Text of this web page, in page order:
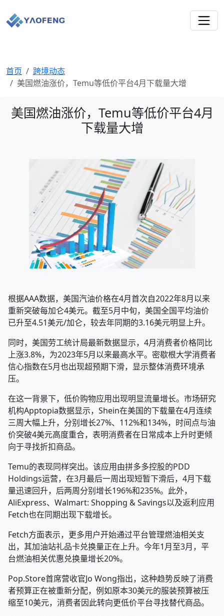
首页
跨境动态
美国燃油涨价，Temu等低价平台4月下载量大增
美国燃油涨价，Temu等低价平台4月
下载量大增
根据AAA数据，美国汽油价格在4月首次自2022年8月以来
重新突破每加仑4美元。截至5月中旬，美国全国平均油价
已升至4.51美元/加仑，较去年同期的3.16美元明显上升。
同时，美国劳工统计局最新数据显示，4月消费者价格同比
上涨3.8%，为2023年5月以来最高水平。密歇根大学消费者
信心指数在5月也出现超预期下滑，显示整体消费环境承
压。
在这一背景下，低价购物应用出现明显流量增长。市场研究
机构Apptopia数据显示，Shein在美国的下载量在4月连续
三周大幅上升，分别增长27%、112%和134%，时间点与油
价突破4美元高度重合，表明消费者在日常成本上升时更倾
向于寻找折扣商品。
Temu的表现同样突出。该应用由拼多多控股的PDD
Holdings运营，在3月最后一周出现短暂下滑后，4月下载
量迅速回升，后两周分别增长196%和235%。此外，
AliExpress、Walmart: Shopping & Savings以及返利应用
Fetch也在同期出现下载增长。
Fetch方面表示，更多用户开始通过平台管理燃油相关支
出，其加油站礼品卡兑换量正在上升。今年1月至3月，平
台燃油相关优惠兑换量增长20%。
Pop.Store首席营收官Jo Wong指出，这种趋势反映了消费
者预算正在被重新分配，例如原本30美元的服装预算被压
缩至10美元，消费者因此转向更低价平台寻找替代商品。